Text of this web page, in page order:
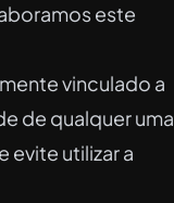
este
vinculado a
de qualquer uma
evite utilizar a